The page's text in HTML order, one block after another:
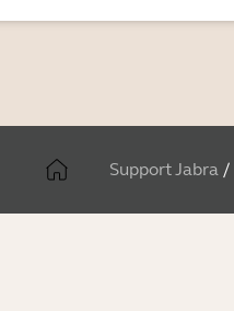
Support Jabra /